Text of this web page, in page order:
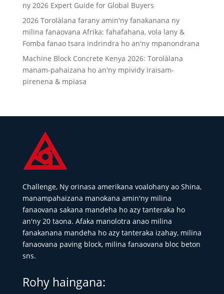
ny 2026 Expert Guide for Global Buyers
2026 Torolàlana farany amin'ny fanakanana ny
milina fanaovana Afrika: fahafahana, vola lany &
Fomba fanao tsara indrindra ho an'ny mpanondrana
Machine Block Concrete Kenya 2026: Torolàlana
manam-pahaizana ho an'ny mpividy iraisam-
pirenena & mpiasa
Challenge, Ny orinasa amerikana voalohany ao Shina,
manampahaizana manokana amin'ny milina
fanaovana sakana mandeha ho azy tanteraka ho
an'ny 20 taona. Afaka manolotra anao milina
fanakanana mandeha ho azy tanteraka izahay, milina
fanaovana paving block, milina fanaovana bloc beton
sns.
Rohy haingana: